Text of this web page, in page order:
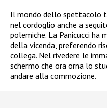
Il mondo dello spettacolo
nel cordoglio anche a
polemiche. La Panicucci ha
della vicenda, preferendo
collega. Nel rivedere le
schermo che ora orna lo
andare alla commozione.